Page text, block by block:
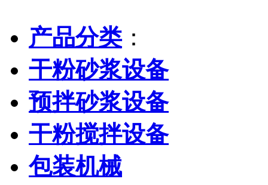
产品分类：
干粉砂浆设备
预拌砂浆设备
干粉搅拌设备
包装机械